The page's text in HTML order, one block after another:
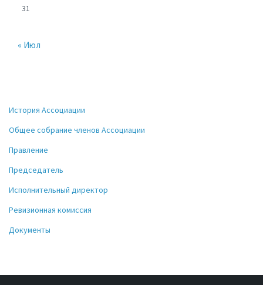
31
« Июл
История Ассоциации
Общее собрание членов Ассоциации
Правление
Председатель
Исполнительный директор
Ревизионная комиссия
Документы